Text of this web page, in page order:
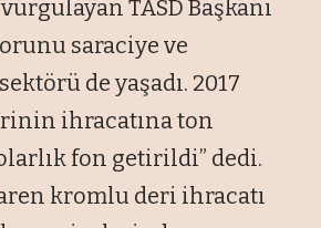
TASD Başkanı
saraciye ve
de yaşadı. 2017
ihracatına ton
fon getirildi” dedi.
kromlu deri ihracatı